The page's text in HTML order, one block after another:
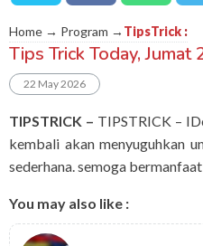
Home → Program → TipsTrick :
Tips Trick Today,
22 May 2026
TIPSTRICK – TIPSTRICK –
kembali akan menyuguhkan
sederhana. semoga bermanfaat
You may also like :